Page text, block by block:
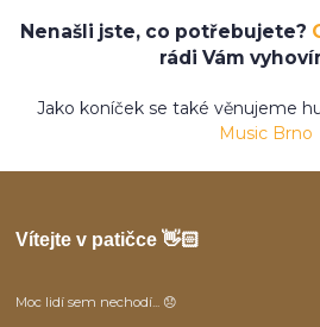
Nenašli jste, co potřebujete?
rádi Vám
Jako koníček se také věnujeme
Music Brno
Vítejte v patičce 👋🏻
Moc lidí sem nechodí... 😞